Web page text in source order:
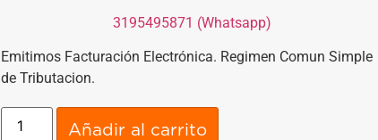
3195495871 (Whatsapp)
Emitimos Facturación Electrónica. Regimen Comun Simple
de Tributacion.
Añadir al carrito